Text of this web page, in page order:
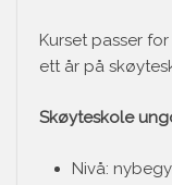
Kurset passer
ett år på
Skøyteskole
Nivå: